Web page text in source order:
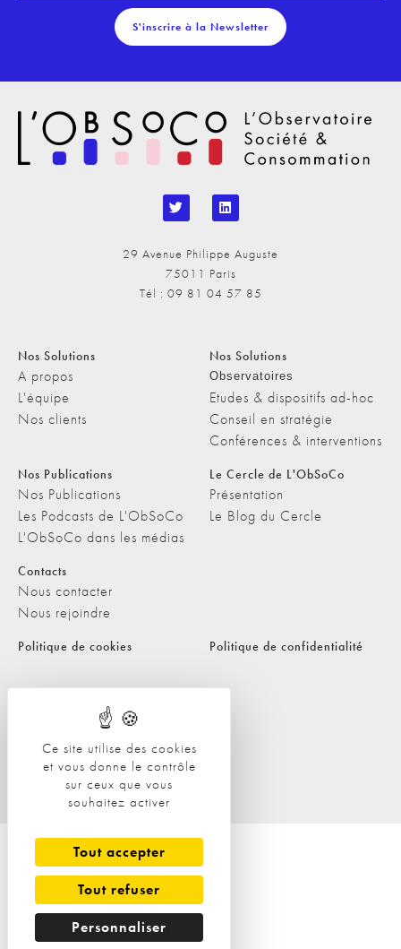
Ce site utilise des cookies
et vous donne le contrôle
sur ceux que vous
souhaitez activer
Tout accepter
Tout refuser
Personnaliser
S'inscrire à la Newsletter
29 Avenue Philippe Auguste
75011 Paris
Tél : 09 81 04 57 85
Nos Solutions
A propos
L'équipe
Nos clients
Nos Solutions
Observatoires
Etudes & dispositifs ad-hoc
Conseil en stratégie
Conférences & interventions
Nos Publications
Nos Publications
Les Podcasts de L'ObSoCo
L'ObSoCo dans les médias
Le Cercle de L'ObSoCo
Présentation
Le Blog du Cercle
Contacts
Nous contacter
Nous rejoindre
Politique de cookies Politique de confidentialité